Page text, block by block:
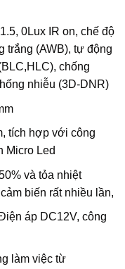
0Lux IR on, chế độ
trắng (AWB), tự động
chống
nhiễu (3D-DNR)
tích hợp với công
Micro Led
và tỏa nhiệt
biến rất nhiều lần,
áp DC12V, công
làm việc từ